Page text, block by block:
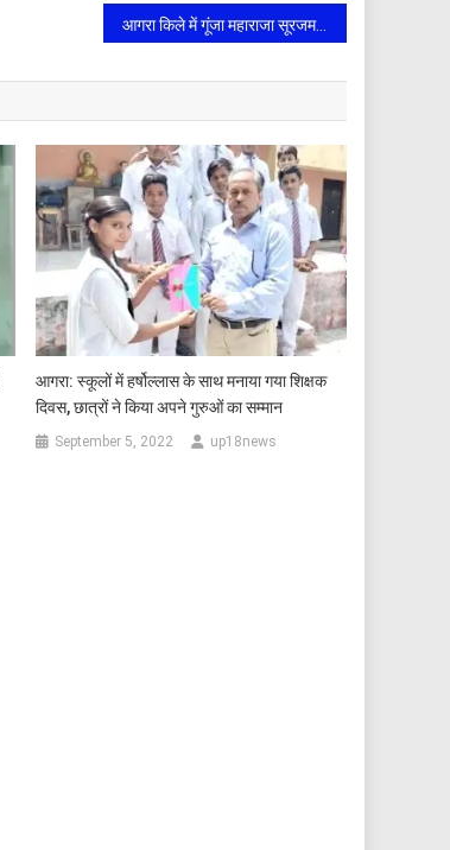
आगरा किले में गूंजा महाराजा सूरजमल का जयघोष, विजय दिवस पर सांस्कृतिक कार्यक्रमों से जीवंत हुआ गौरवशाली इतिहास
आगरा: स्कूलों में हर्षोल्लास के साथ मनाया गया शिक्षक
दिवस, छात्रों ने किया अपने गुरुओं का सम्मान
September 5, 2022 up18news